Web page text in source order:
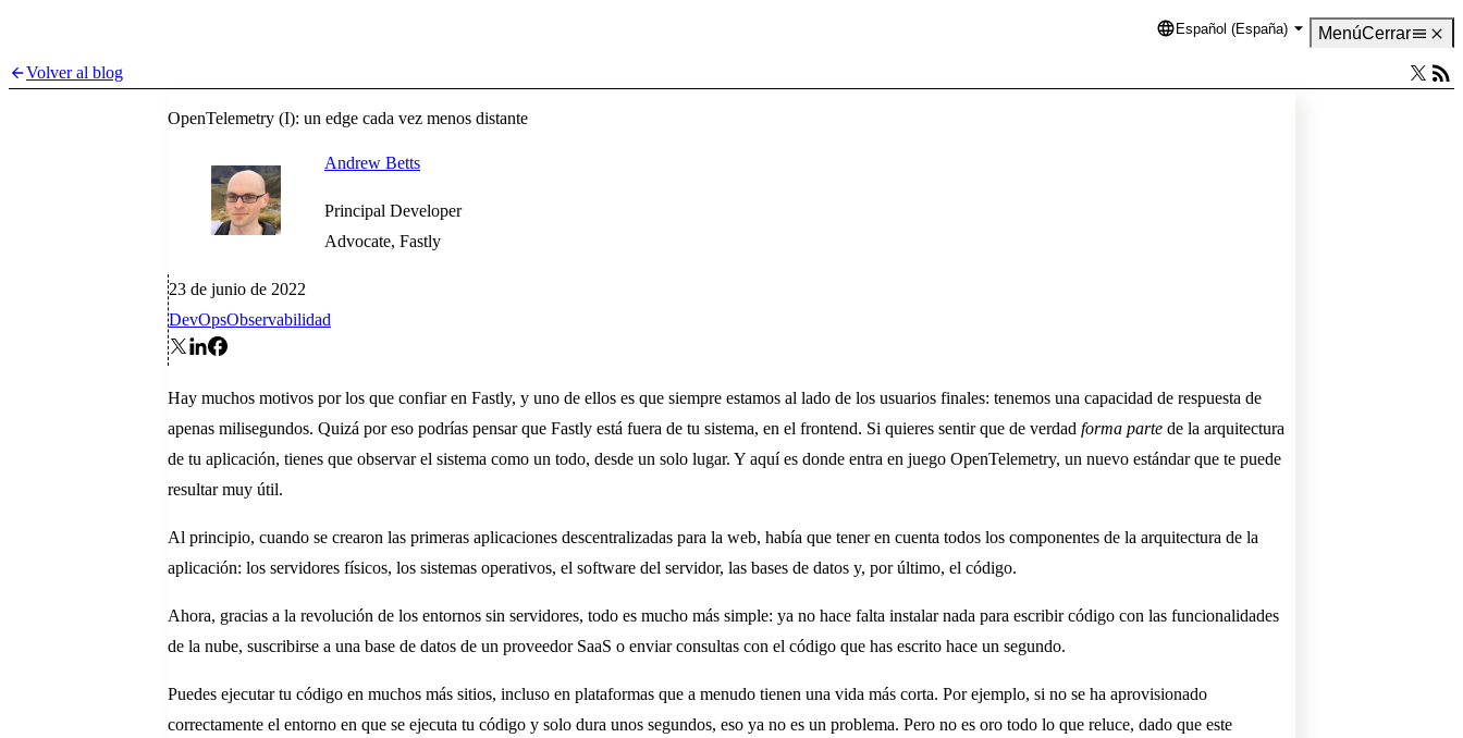
Language
Español (España) MenúCerrar
Volver al blog
OpenTelemetry (I): un edge cada vez menos distante
Andrew Betts
Principal Developer
Advocate, Fastly
23 de junio de 2022
DevOpsObservabilidad
Hay muchos motivos por los que confiar en Fastly, y uno de ellos es que siempre estamos al lado de los usuarios finales: tenemos una capacidad de respuesta de
apenas milisegundos. Quizá por eso podrías pensar que Fastly está fuera de tu sistema, en el frontend. Si quieres sentir que de verdad forma parte de la arquitectura
de tu aplicación, tienes que observar el sistema como un todo, desde un solo lugar. Y aquí es donde entra en juego OpenTelemetry, un nuevo estándar que te puede
resultar muy útil.
Al principio, cuando se crearon las primeras aplicaciones descentralizadas para la web, había que tener en cuenta todos los componentes de la arquitectura de la
aplicación: los servidores físicos, los sistemas operativos, el software del servidor, las bases de datos y, por último, el código.
Ahora, gracias a la revolución de los entornos sin servidores, todo es mucho más simple: ya no hace falta instalar nada para escribir código con las funcionalidades
de la nube, suscribirse a una base de datos de un proveedor SaaS o enviar consultas con el código que has escrito hace un segundo.
Puedes ejecutar tu código en muchos más sitios, incluso en plataformas que a menudo tienen una vida más corta. Por ejemplo, si no se ha aprovisionado
correctamente el entorno en que se ejecuta tu código y solo dura unos segundos, eso ya no es un problema. Pero no es oro todo lo que reluce, dado que este